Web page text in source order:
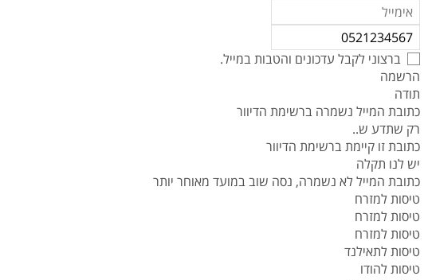
ברצוני לקבל עדכונים והטבות במייל.
הרשמה
תודה
כתובת המייל נשמרה ברשימת הדיוור
רק שתדע ש..
כתובת זו קיימת ברשימת הדיוור
יש לנו תקלה
כתובת המייל לא נשמרה, נסה שוב במועד מאוחר יותר
טיסות למזרח
טיסות למזרח
טיסות למזרח
טיסות לתאילנד
טיסות להודו